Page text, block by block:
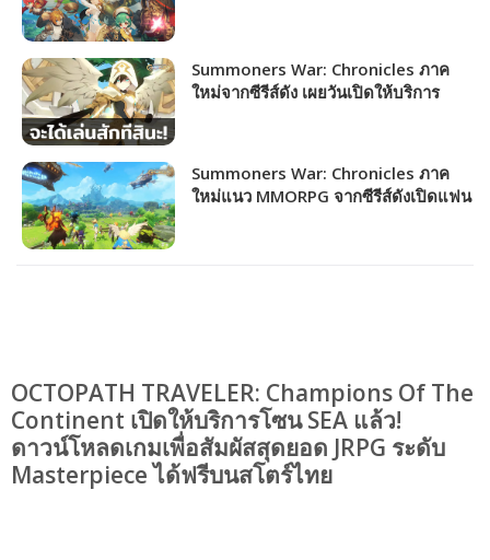
Summoners War: Chronicles ภาค
ใหม่จากซีรีส์ดัง เผยวันเปิดให้บริการ
Summoners War: Chronicles ภาค
ใหม่แนว MMORPG จากซีรีส์ดังเปิดแฟน
OCTOPATH TRAVELER: Champions Of The
Continent เปิดให้บริการโซน SEA แล้ว!
ดาวน์โหลดเกมเพื่อสัมผัสสุดยอด JRPG ระดับ
Masterpiece ได้ฟรีบนสโตร์ไทย